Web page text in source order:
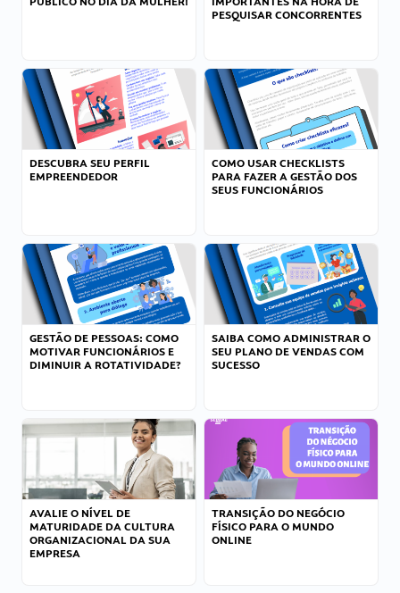
PESQUISAR CONCORRENTES
DESCUBRA SEU PERFIL
EMPREENDEDOR
COMO USAR CHECKLISTS
PARA FAZER A GESTÃO DOS
SEUS FUNCIONÁRIOS
GESTÃO DE PESSOAS: COMO
MOTIVAR FUNCIONÁRIOS E
DIMINUIR A ROTATIVIDADE?
SAIBA COMO ADMINISTRAR O
SEU PLANO DE VENDAS COM
SUCESSO
AVALIE O NÍVEL DE
MATURIDADE DA CULTURA
ORGANIZACIONAL DA SUA
EMPRESA
TRANSIÇÃO DO NEGÓCIO
FÍSICO PARA O MUNDO
ONLINE